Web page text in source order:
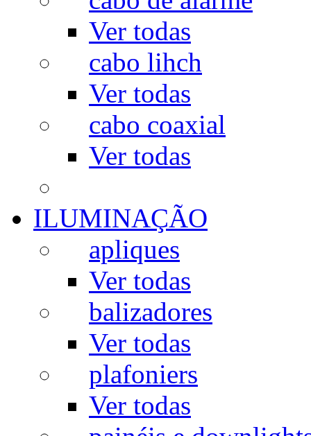
Ver todas
cabo lihch
Ver todas
cabo coaxial
Ver todas
ILUMINAÇÃO
apliques
Ver todas
balizadores
Ver todas
plafoniers
Ver todas